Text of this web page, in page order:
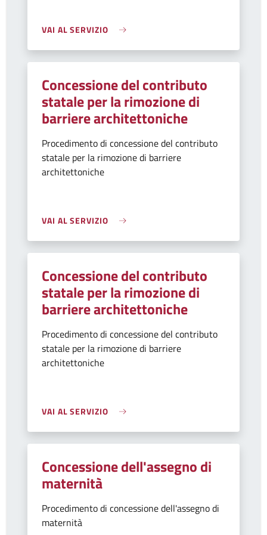
VAI AL SERVIZIO
Concessione del contributo
statale per la rimozione di
barriere architettoniche
Procedimento di concessione del contributo
statale per la rimozione di barriere
architettoniche
VAI AL SERVIZIO
Concessione del contributo
statale per la rimozione di
barriere architettoniche
Procedimento di concessione del contributo
statale per la rimozione di barriere
architettoniche
VAI AL SERVIZIO
Concessione dell'assegno di
maternità
Procedimento di concessione dell'assegno di
maternità